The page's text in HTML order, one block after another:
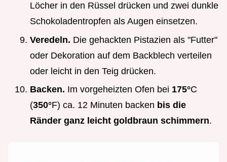
Löcher in den Rüssel drücken und zwei dunkle
Schokoladentropfen als Augen einsetzen.
Veredeln. Die gehackten Pistazien als "Futter"
oder Dekoration auf dem Backblech verteilen
oder leicht in den Teig drücken.
Backen. Im vorgeheizten Ofen bei 175°C
(350°F) ca. 12 Minuten backen bis die
Ränder ganz leicht goldbraun schimmern.